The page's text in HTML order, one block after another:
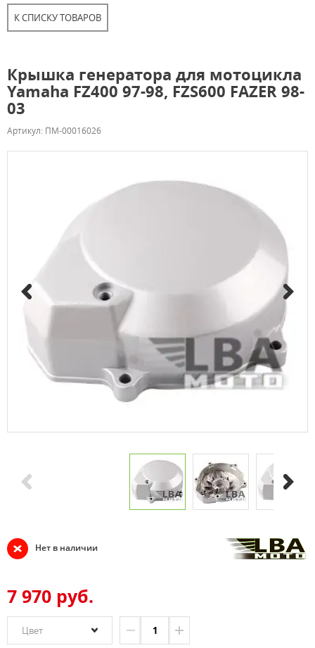
К СПИСКУ ТОВАРОВ
Крышка генератора для мотоцикла
Yamaha FZ400 97-98, FZS600 FAZER 98-
03
Артикул: ПМ-00016026
Нет в наличии
7 970 руб.
Цвет